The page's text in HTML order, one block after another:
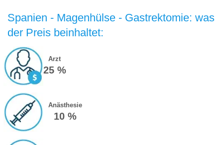
Spanien - Magenhülse - Gastrektomie: was
der Preis beinhaltet:
Arzt
25 %
Anästhesie
10 %